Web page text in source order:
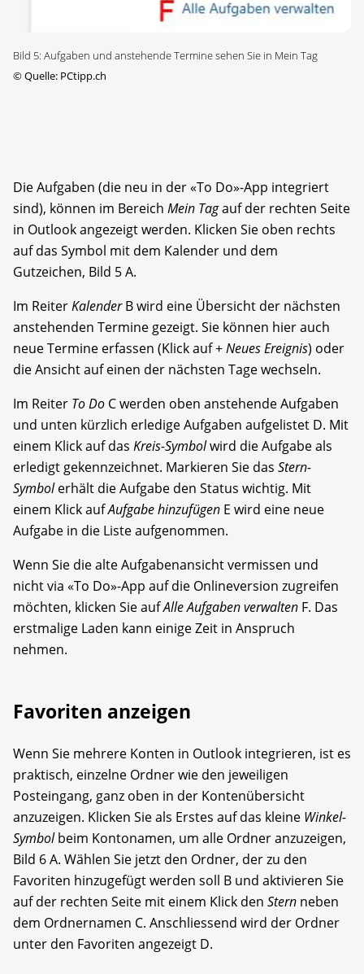
Bild 5: Aufgaben und anstehende Termine sehen Sie in Mein Tag
©Quelle: PCtipp.ch
Die Aufgaben (die neu in der «To Do»-App integriert
sind), können im Bereich Mein Tagauf der rechten Seite
in Outlook angezeigt werden. Klicken Sie oben rechts
auf das Symbol mit dem Kalender und dem
Gutzeichen, Bild 5 A.
Im ReiterKalenderB wird eine Übersicht der nächsten
anstehenden Termine gezeigt. Sie können hier auch
neue Termine erfassen (Klick auf +Neues Ereignis) oder
die Ansicht auf einen der nächsten Tage wechseln.
Im Reiter To Do C werden oben anstehende Aufgaben
und unten kürzlich erledige Aufgaben aufgelistet D. Mit
einem Klick auf das Kreis-Symbolwird die Aufgabe als
erledigt gekennzeichnet. Markieren Sie das Stern-
Symbolerhält die Aufgabe den Status wichtig. Mit
einem Klick aufAufgabe hinzufügen E wird eine neue
Aufgabe in die Liste aufgenommen.
Wenn Sie die alte Aufgabenansicht vermissen und
nicht via «To Do»-App auf die Onlineversion zugreifen
möchten, klicken Sie aufAlle Aufgaben verwalten F. Das
erstmalige Laden kann einige Zeit in Anspruch
nehmen.
Favoriten anzeigen
Wenn Sie mehrere Konten in Outlook integrieren, ist es
praktisch, einzelne Ordner wie den jeweiligen
Posteingang, ganz oben in der Kontenübersicht
anzuzeigen. Klicken Sie als Erstes auf das kleine Winkel-
Symbolbeim Kontonamen, um alle Ordner anzuzeigen,
Bild 6 A. Wählen Sie jetzt den Ordner, der zu den
Favoriten hinzugefügt werden soll B und aktivieren Sie
auf der rechten Seite mit einem Klick den Stern neben
dem Ordnernamen C. Anschliessend wird der Ordner
unter den Favoriten angezeigt D.